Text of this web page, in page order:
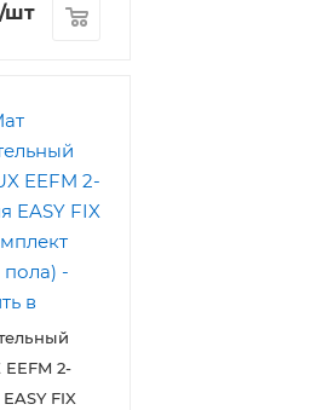
/шт
EEFM 2-
FIX